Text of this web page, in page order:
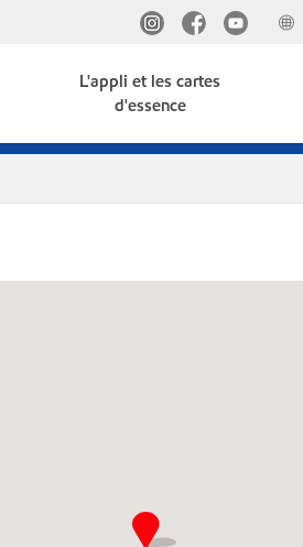
L'appli et les cartes
d'essence